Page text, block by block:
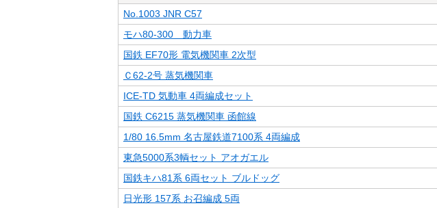
No.1003 JNR C57
モハ80-300 動力車
国鉄 EF70形 電気機関車 2次型
Ｃ62-2号 蒸気機関車
ICE-TD 気動車 4両編成セット
国鉄 C6215 蒸気機関車 函館線
1/80 16.5mm 名古屋鉄道7100系 4両編成
東急5000系3輌セット アオガエル
国鉄キハ81系 6両セット ブルドッグ
日光形 157系 お召編成 5両